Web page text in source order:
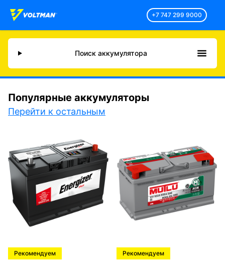
+7 747 299 9000
Поиск аккумулятора
Популярные аккумуляторы
Перейти к остальным
Рекомендуем Рекомендуем